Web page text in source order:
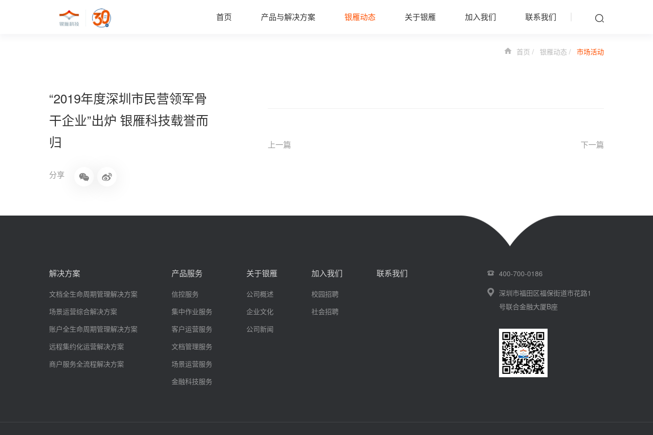
首页 产品与解决方案 银雁动态 关于银雁 加入我们 联系我们
首页 银雁动态 市场活动
“2019年度深圳市民营领军骨
干企业”出炉 银雁科技载誉而
归
分享
上一篇 下一篇
解决方案
文档全生命周期管理解决方案
场景运营综合解决方案
账户全生命周期管理解决方案
远程集约化运营解决方案
商户服务全流程解决方案
产品服务
信控服务
集中作业服务
客户运营服务
文档管理服务
场景运营服务
金融科技服务
关于银雁
公司概述
企业文化
公司新闻
加入我们
校园招聘
社会招聘
联系我们
400-700-0186
深圳市福田区福保街道市花路1
号联合金融大厦B座